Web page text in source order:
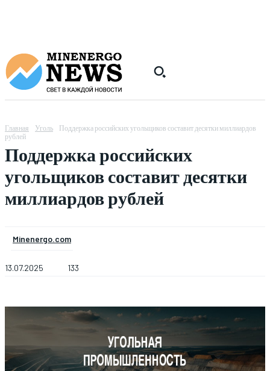
Главная Уголь
Поддержка российских угольщиков составит десятки миллиардов
рублей
Поддержка российских
угольщиков составит десятки
миллиардов рублей
Minenergo.com
13.07.2025 133